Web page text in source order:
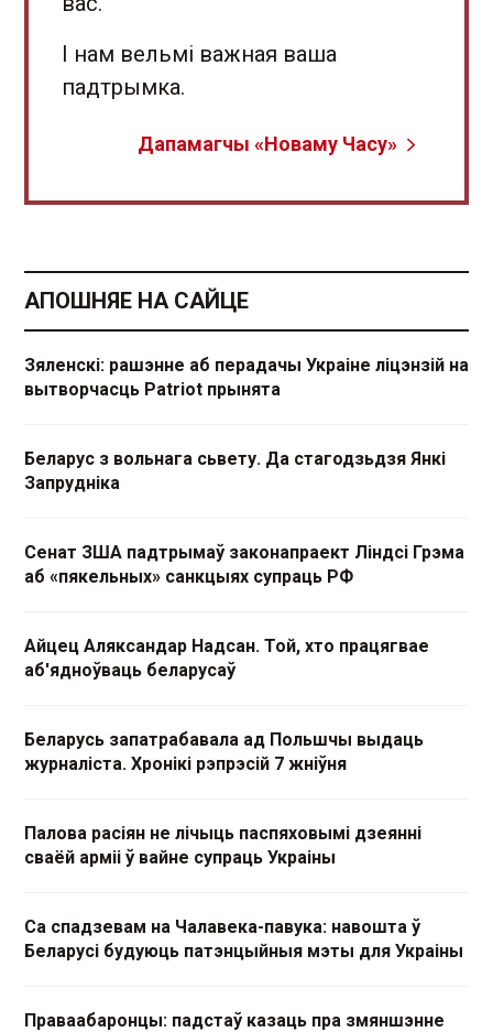
І нам вельмі важная ваша
падтрымка.
Дапамагчы «Новаму Часу»
АПОШНЯЕ НА САЙЦЕ
Зяленскі: рашэнне аб перадачы Украіне ліцэнзій на
вытворчасць Patriot прынята
Беларус з вольнага сьвету. Да стагодзьдзя Янкі
Запрудніка
Сенат ЗША падтрымаў законапраект Ліндсі Грэма
аб «пякельных» санкцыях супраць РФ
Айцец Аляксандар Надсан. Той, хто працягвае
аб'ядноўваць беларусаў
Беларусь запатрабавала ад Польшчы выдаць
журналіста. Хронікі рэпрэсій 7 жніўня
Палова расіян не лічыць паспяховымі дзеянні
сваёй арміі ў вайне супраць Украіны
Са спадзевам на Чалавека-павука: навошта ў
Беларусі будуюць патэнцыйныя мэты для Украіны
Праваабаронцы: падстаў казаць пра змяншэнне